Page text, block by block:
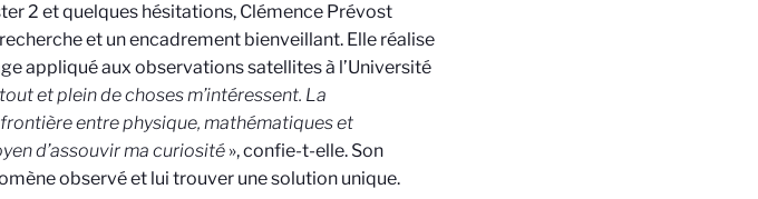
2 et quelques hésitations, Clémence Prévost
et un encadrement bienveillant. Elle réalise
appliqué aux observations satellites à l’Université
et plein de choses m’intéressent. La
entre physique, mathématiques et
d’assouvir ma curiosité», confie-t-elle. Son
observé et lui trouver une solution unique.